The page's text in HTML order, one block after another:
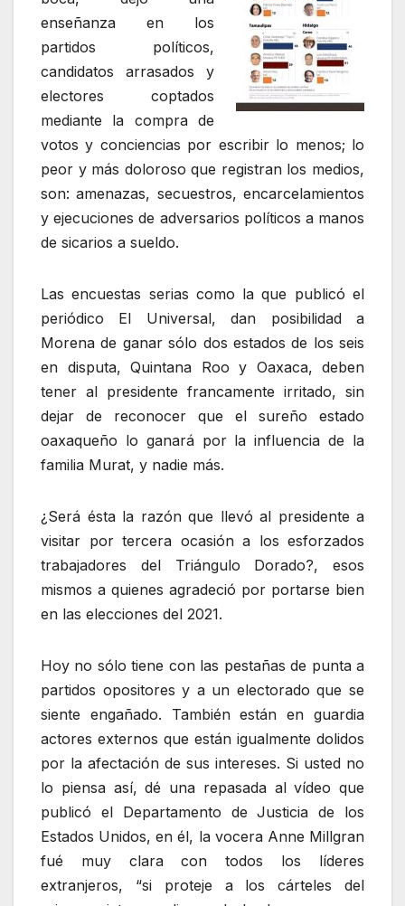
enseñanza en los
partidos políticos,
candidatos arrasados y
electores coptados
mediante la compra de
votos y conciencias por escribir lo menos; lo
peor y más doloroso que registran los medios,
son: amenazas, secuestros, encarcelamientos
y ejecuciones de adversarios políticos a manos
de sicarios a sueldo.
Las encuestas serias como la que publicó el
periódico El Universal, dan posibilidad a
Morena de ganar sólo dos estados de los seis
en disputa, Quintana Roo y Oaxaca, deben
tener al presidente francamente irritado, sin
dejar de reconocer que el sureño estado
oaxaqueño lo ganará por la influencia de la
familia Murat, y nadie más.
¿Será ésta la razón que llevó al presidente a
visitar por tercera ocasión a los esforzados
trabajadores del Triángulo Dorado?, esos
mismos a quienes agradeció por portarse bien
en las elecciones del 2021.
Hoy no sólo tiene con las pestañas de punta a
partidos opositores y a un electorado que se
siente engañado. También están en guardia
actores externos que están igualmente dolidos
por la afectación de sus intereses. Si usted no
lo piensa así, dé una repasada al vídeo que
publicó el Departamento de Justicia de los
Estados Unidos, en él, la vocera Anne Millgran
fué muy clara con todos los líderes
extranjeros, “si proteje a los cárteles del